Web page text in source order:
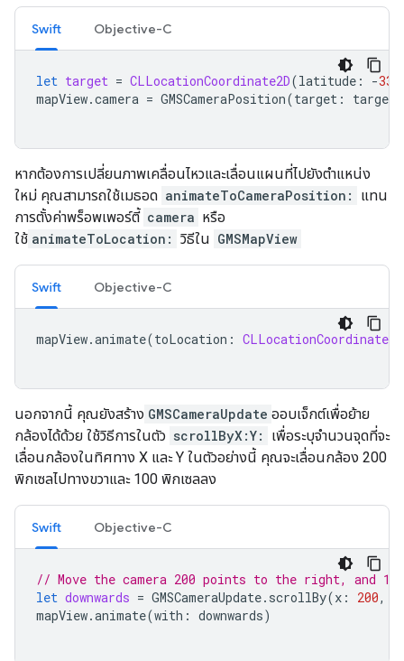
Swift Objective-C
let target = CLLocationCoordinate2D(latitude : -
mapView.camera = GMSCameraPosition(target : target
หากต้องการเปลี่ยนภาพเคลื่อนไหวและเลื่อนแผนที่ไปยังตำแหน่ง
ใหม่ คุณสามารถใช้เมธอด animateToCameraPosition:
แทน
การตั้งค่าพร็อพเพอร์ตี้ camera หรือ
ใช้ animateToLocation: วิธีใน GMSMapView
Swift Objective-C
mapView.animate(toLocation : CLLocationCoordinate2D
นอกจากนี้ คุณยังสร้าง GMSCameraUpdate ออบเจ็กต์เพื่อย้าย
กล้องได้ด้วย ใช้วิธีการในตัว scrollByX:Y:
เพื่อระบุจำนวนจุดที่จะ
เลื่อนกล้องในทิศทาง X และ Y ในตัวอย่างนี้ คุณจะเลื่อนกล้อง 200
พิกเซลไปทางขวาและ 100 พิกเซลลง
Swift Objective-C
// Move the camera 200 points to the right, and 100
let downwards = GMSCameraUpdate. scrollBy(x : 200,
mapView.animate(with : downwards)